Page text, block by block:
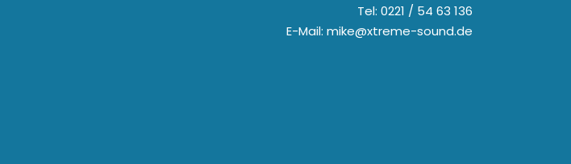
Tel: 0221 / 54 63 136
E-Mail: mike@xtreme-sound.de